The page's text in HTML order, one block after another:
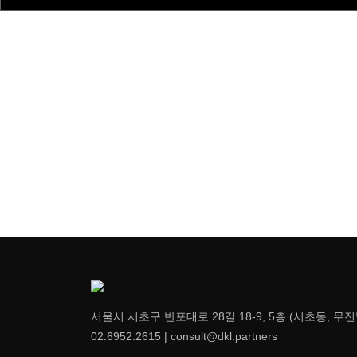
서울시 서초구 반포대로 28길 18-9, 5층 (서초동, 무
02.6952.2615 | consult@dkl.partners